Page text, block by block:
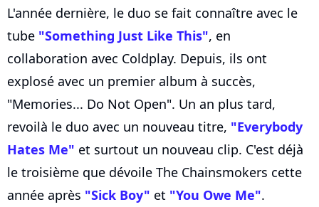
L'année dernière, le duo se fait connaître avec le
tube "Something Just Like This", en
collaboration avec Coldplay. Depuis, ils ont
explosé avec un premier album à succès,
"Memories... Do Not Open". Un an plus tard,
revoilà le duo avec un nouveau titre, "Everybody
Hates Me" et surtout un nouveau clip. C'est déjà
le troisième que dévoile The Chainsmokers cette
année après "Sick Boy" et "You Owe Me".